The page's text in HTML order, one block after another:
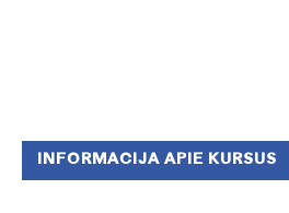
INFORMACIJA APIE KURSUS